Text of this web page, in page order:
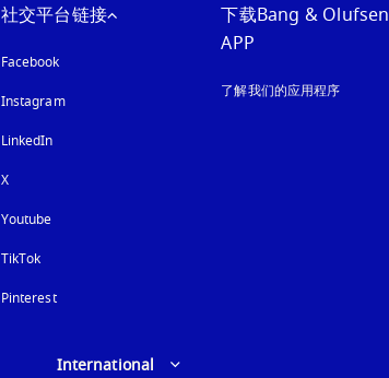
社交平台链接
Facebook
Instagram在新选项卡中打开
LinkedIn
X
Youtube
TikTok
Pinterest
下载Bang & Olufsen
APP
了解我们的应用程序
Select country and language
International